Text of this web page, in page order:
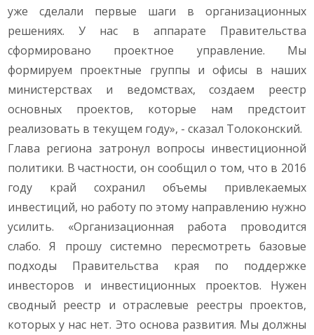
уже сделали первые шаги в организационных
решениях. У нас в аппарате Правительства
сформировано проектное управление. Мы
формируем проектные группы и офисы в наших
министерствах и ведомствах, создаем реестр
основных проектов, которые нам предстоит
реализовать в текущем году», - сказал Толоконский.
Глава региона затронул вопросы инвестиционной
политики. В частности, он сообщил о том, что в 2016
году край сохранил объемы привлекаемых
инвестиций, но работу по этому направлению нужно
усилить. «Организационная работа проводится
слабо. Я прошу системно пересмотреть базовые
подходы Правительства края по поддержке
инвесторов и инвестиционных проектов. Нужен
сводный реестр и отраслевые реестры проектов,
которых у нас нет. Это основа развития. Мы должны